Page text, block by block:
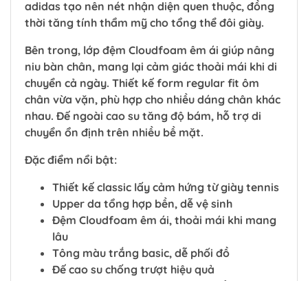
adidas tạo nên nét nhận diện quen thuộc, đồng
thời tăng tính thẩm mỹ cho tổng thể đôi giày.
Bên trong, lớp đệm Cloudfoam êm ái giúp nâng
niu bàn chân, mang lại cảm giác thoải mái khi di
chuyển cả ngày. Thiết kế form regular fit ôm
chân vừa vặn, phù hợp cho nhiều dáng chân khác
nhau. Đế ngoài cao su tăng độ bám, hỗ trợ di
chuyển ổn định trên nhiều bề mặt.
Đặc điểm nổi bật:
Thiết kế classic lấy cảm hứng từ giày tennis
Upper da tổng hợp bền, dễ vệ sinh
Đệm Cloudfoam êm ái, thoải mái khi mang
lâu
Tông màu trắng basic, dễ phối đồ
Đế cao su chống trượt hiệu quả